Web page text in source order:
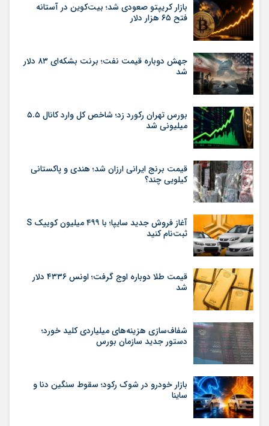
بازار کریپتو صعودی شد؛ بیت‌کوین در آستانه
فتح ۶۵ هزار دلار
جهش دوباره قیمت نفت؛ برنت بشکه‌ای ۸۳ دلار
شد
بورس تهران رکورد زد؛ شاخص کل وارد کانال ۵.۵
میلیونی شد
قیمت برنج ایرانی ارزان شد؛ هندی و پاکستانی
کیلویی چند؟
آغاز فروش جدید سایپا؛ با ۴۹۹ میلیون کوییک S
ثبت‌نام کنید
قیمت طلا دوباره اوج گرفت؛ اونس ۴۳۳۶ دلار
شد
شفاف‌سازی هزینه‌های میلیاردی کلید خورد؛
دستور جدید سازمان بورس
بازار خودرو در شوک رکود؛ سقوط سنگین دنا و
ساینا